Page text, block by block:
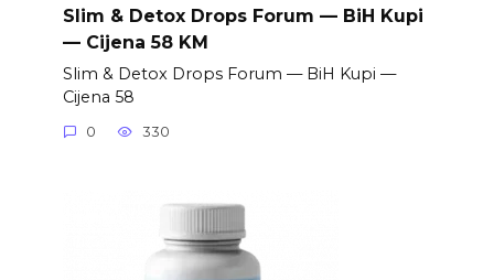
Slim & Detox Drops Forum — BiH Kupi
— Cijena 58 KM
Slim & Detox Drops Forum — BiH Kupi —
Cijena 58
0 330